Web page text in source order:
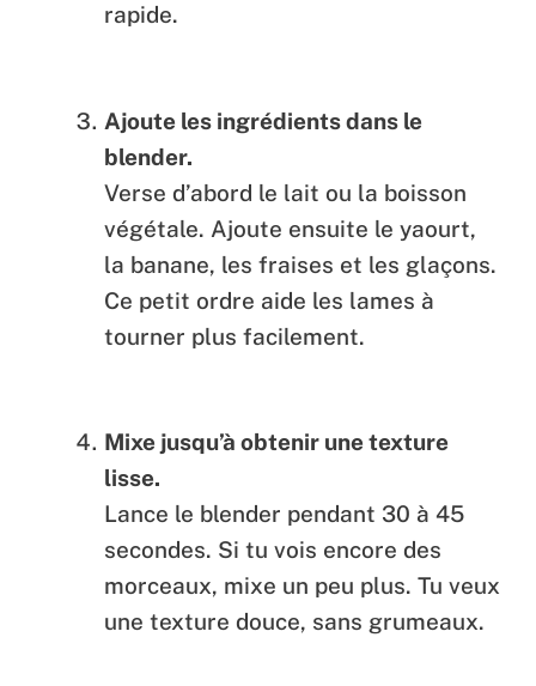
rapide.
Ajoute les ingrédients dans le
blender.
Verse d’abord le lait ou la boisson
végétale. Ajoute ensuite le yaourt,
la banane, les fraises et les glaçons.
Ce petit ordre aide les lames à
tourner plus facilement.
Mixe jusqu’à obtenir une texture
lisse.
Lance le blender pendant 30 à 45
secondes. Si tu vois encore des
morceaux, mixe un peu plus. Tu veux
une texture douce, sans grumeaux.